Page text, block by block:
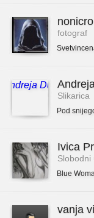
nonicro
fotograf
Slikarica
Pod
Ivica
Slobodni
Blue
vanja